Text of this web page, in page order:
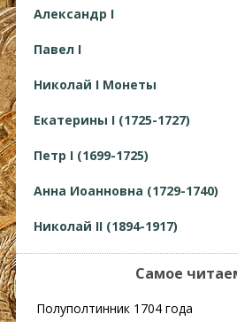
Александр I
Павел I
Николай I Монеты
Екатерины I (1725-1727)
Петр I (1699-1725)
Анна Иоанновна (1729-1740)
Николай II (1894-1917)
Самое
Полуполтинник 1704 года